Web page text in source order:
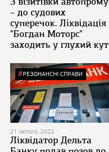
– до судових
суперечок. Ліквідація
"Богдан Моторс"
заходить у глухий кут
РЕЗОНАНСНІ СПРАВИ
21 лютого, 2022
Ліквідатор Дельта